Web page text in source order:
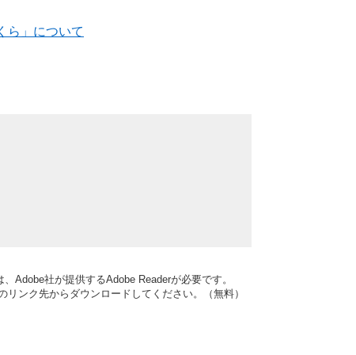
ら」について
Adobe社が提供するAdobe Readerが必要です。
ンク先からダウンロードしてください。（無料）